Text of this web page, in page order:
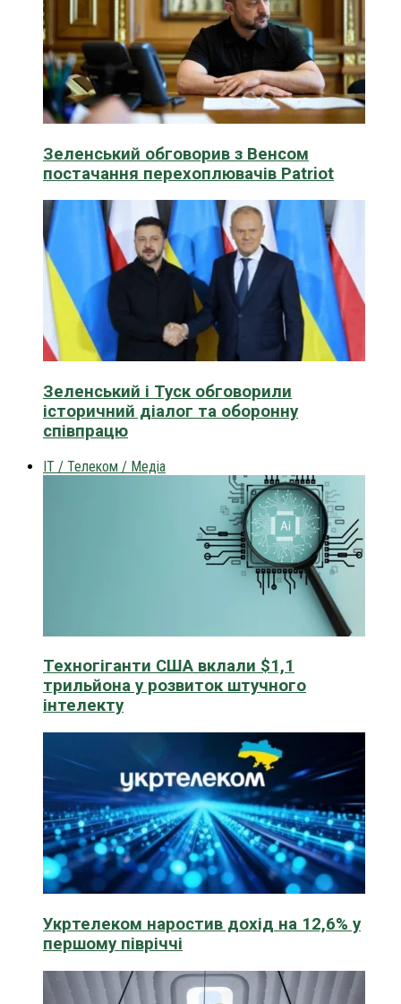
Зеленський обговорив з Венсом
постачання перехоплювачів Patriot
Зеленський і Туск обговорили
історичний діалог та оборонну
співпрацю
IT / Телеком / Медіа
Техногіганти США вклали $1,1
трильйона у розвиток штучного
інтелекту
Укртелеком наростив дохід на 12,6% у
першому півріччі